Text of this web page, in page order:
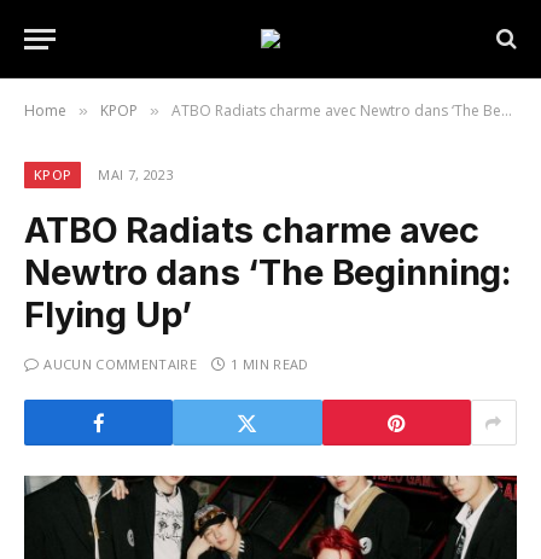
Home » KPOP » ATBO Radiats charme avec Newtro dans ‘The Beginning: Flying Up’
KPOP MAI 7, 2023
ATBO Radiats charme avec
Newtro dans ‘The Beginning:
Flying Up’
AUCUN COMMENTAIRE 1 MIN READ